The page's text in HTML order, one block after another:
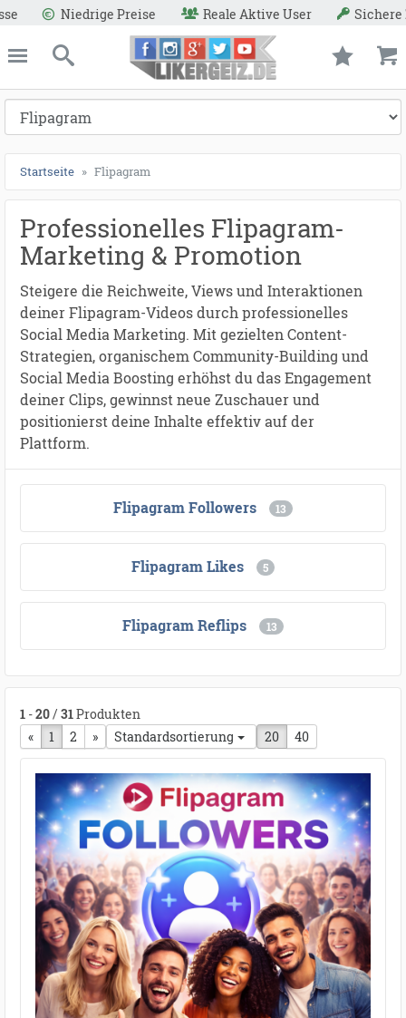
Reale Aktive User Sichere Zahlungsmethoden
Geld-
Likergeiz.de
schließen
Suche
Startseite Flipagram
Professionelles Flipagram-
Marketing & Promotion
Steigere die Reichweite, Views und Interaktionen
deiner Flipagram-Videos durch professionelles
Social Media Marketing. Mit gezielten Content-
Strategien, organischem Community-Building und
Social Media Boosting erhöhst du das Engagement
deiner Clips, gewinnst neue Zuschauer und
positionierst deine Inhalte effektiv auf der
Plattform.
Flipagram Followers 13
Flipagram Likes 5
Flipagram Reflips 13
1 -20/ 31Produkten
« vorherige Seite
1 2 nächste Seite
» Standardsortierung 20 40